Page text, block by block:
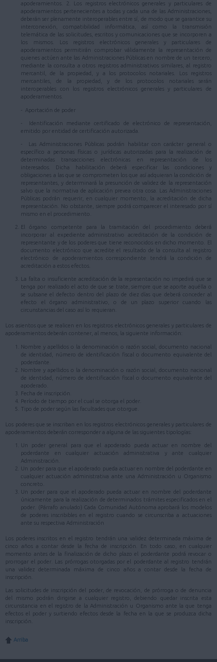
apoderamientos. 2. Los registros electrónicos generales y particulares de
apoderamientos pertenecientes a todas y cada una de las Administraciones,
deberán ser plenamente interoperables entre sí, de modo que se garantice su
interconexión, compatibilidad informática, así como la transmisión
telemática de las solicitudes, escritos y comunicaciones que se incorporen a
los mismos. Los registros electrónicos generales y particulares de
apoderamientos permitirán comprobar válidamente la representación de
quienes actúen ante las Administraciones Públicas en nombre de un tercero,
mediante la consulta a otros registros administrativos similares, al registro
mercantil, de la propiedad, y a los protocolos notariales. Los registros
mercantiles, de la propiedad, y de los protocolos notariales serán
interoperables con los registros electrónicos generales y particulares de
apoderamientos.
- Aportación de poder
- Identificación mediante certificado de electrónico de representación,
emitido por entidad de certificación autorizada.
- Las Administraciones Públicas podrán habilitar con carácter general o
específico a personas físicas o jurídicas autorizadas para la realización de
determinadas transacciones electrónicas en representación de los
interesados. Dicha habilitación deberá especificar las condiciones y
obligaciones a las que se comprometen los que así adquieran la condición de
representantes, y determinará la presunción de validez de la representación
salvo que la normativa de aplicación prevea otra cosa. Las Administraciones
Públicas podrán requerir, en cualquier momento, la acreditación de dicha
representación. No obstante, siempre podrá comparecer el interesado por sí
mismo en el procedimiento.
El órgano competente para la tramitación del procedimiento deberá
incorporar al expediente administrativo acreditación de la condición de
representante y de los poderes que tiene reconocidos en dicho momento. El
documento electrónico que acredite el resultado de la consulta al registro
electrónico de apoderamientos correspondiente tendrá la condición de
acreditación a estos efectos.
La falta o insuficiente acreditación de la representación no impedirá que se
tenga por realizado el acto de que se trate, siempre que se aporte aquélla o
se subsane el defecto dentro del plazo de diez días que deberá conceder al
efecto el órgano administrativo, o de un plazo superior cuando las
circunstancias del caso así lo requieran.
Los asientos que se realicen en los registros electrónicos generales y particulares de
apoderamientos deberán contener, al menos, la siguiente información:
Nombre y apellidos o la denominación o razón social, documento nacional
de identidad, número de identificación fiscal o documento equivalente del
poderdante.
Nombre y apellidos o la denominación o razón social, documento nacional
de identidad, número de identificación fiscal o documento equivalente del
apoderado.
Fecha de inscripción.
Período de tiempo por el cual se otorga el poder.
Tipo de poder según las facultades que otorgue.
Los poderes que se inscriban en los registros electrónicos generales y particulares de
apoderamientos deberán corresponder a alguna de las siguientes tipologías:
Un poder general para que el apoderado pueda actuar en nombre del
poderdante en cualquier actuación administrativa y ante cualquier
Administración.
Un poder para que el apoderado pueda actuar en nombre del poderdante en
cualquier actuación administrativa ante una Administración u Organismo
concreto.
Un poder para que el apoderado pueda actuar en nombre del poderdante
únicamente para la realización de determinados trámites especificados en el
poder. (Párrafo anulado) Cada Comunidad Autónoma aprobará los modelos
de poderes inscribibles en el registro cuando se circunscriba a actuaciones
ante su respectiva Administración
Los poderes inscritos en el registro tendrán una validez determinada máxima de
cinco años a contar desde la fecha de inscripción. En todo caso, en cualquier
momento antes de la finalización de dicho plazo el poderdante podrá revocar o
prorrogar el poder. Las prórrogas otorgadas por el poderdante al registro tendrán
una validez determinada máxima de cinco años a contar desde la fecha de
inscripción.
Las solicitudes de inscripción del poder, de revocación, de prórroga o de denuncia
del mismo podrán dirigirse a cualquier registro, debiendo quedar inscrita esta
circunstancia en el registro de la Administración u Organismo ante la que tenga
efectos el poder y surtiendo efectos desde la fecha en la que se produzca dicha
inscripción.
Arriba